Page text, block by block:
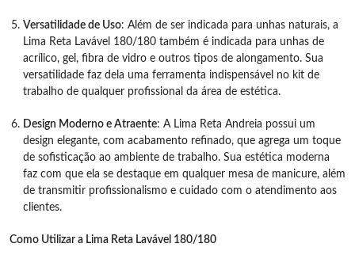
Versatilidade de Uso: Além de ser indicada para unhas naturais, a
Lima Reta Lavável 180/180 também é indicada para unhas de
acrílico, gel, fibra de vidro e outros tipos de alongamento. Sua
versatilidade faz dela uma ferramenta indispensável no kit de
trabalho de qualquer profissional da área de estética.
Design Moderno e Atraente: A Lima Reta Andreia possui um
design elegante, com acabamento refinado, que agrega um toque
de sofisticação ao ambiente de trabalho. Sua estética moderna
faz com que ela se destaque em qualquer mesa de manicure, além
de transmitir profissionalismo e cuidado com o atendimento aos
clientes.
Como Utilizar a Lima Reta Lavável 180/180